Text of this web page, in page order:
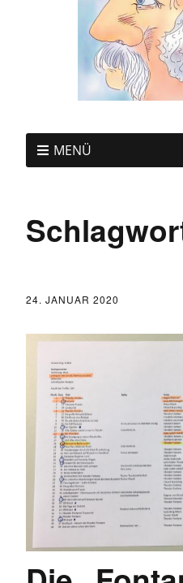
MENÜ
24. JANUAR 2020